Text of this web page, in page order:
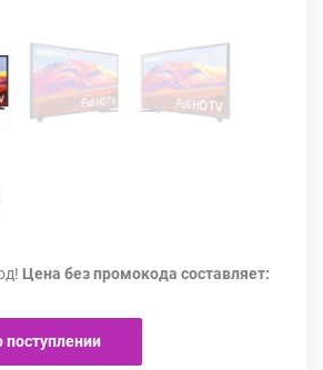
Цена без промокода составляет: